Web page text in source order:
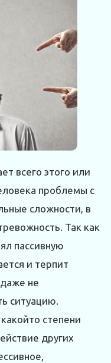
всего этого или
проблемы с
сложности, в
Так как
пассивную
и терпит
не
ситуацию.
степени
других